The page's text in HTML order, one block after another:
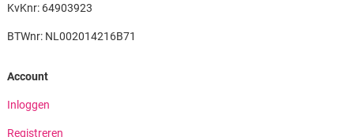
KvKnr: 64903923
BTWnr: NL002014216B71
Account
Inloggen
Registreren